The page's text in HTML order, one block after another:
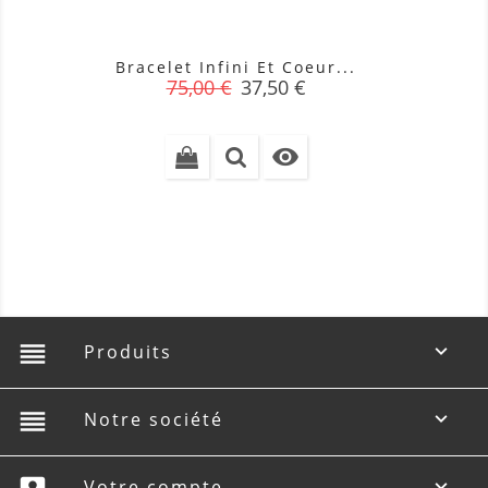
Bracelet Infini Et Coeur...
Prix
75,00 € Prix
37,50 €

reorder Produits 
reorder Notre société 